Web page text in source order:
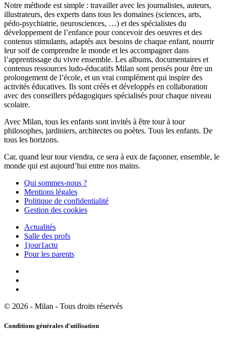
Notre méthode est simple : travailler avec les journalistes, auteurs,
illustrateurs, des experts dans tous les domaines (sciences, arts,
pédo-psychiatrie, neurosciences, …) et des spécialistes du
développement de l’enfance pour concevoir des oeuvres et des
contenus stimulants, adaptés aux besoins de chaque enfant, nourrir
leur soif de comprendre le monde et les accompagner dans
l’apprentissage du vivre ensemble. Les albums, documentaires et
contenus ressources ludo-éducatifs Milan sont pensés pour être un
prolongement de l’école, et un vrai complément qui inspire des
activités éducatives. Ils sont créés et développés en collaboration
avec des conseillers pédagogiques spécialisés pour chaque niveau
scolaire.
Avec Milan, tous les enfants sont invités à être tour à tour
philosophes, jardiniers, architectes ou poètes. Tous les enfants. De
tous les horizons.
Car, quand leur tour viendra, ce sera à eux de façonner, ensemble, le
monde qui est aujourd’hui entre nos mains.
Qui sommes-nous ?
Mentions légales
Politique de confidentialité
Gestion des cookies
Actualités
Salle des profs
1jour1actu
Pour les parents
© 2026 - Milan - Tous droits réservés
Conditions générales d'utilisation